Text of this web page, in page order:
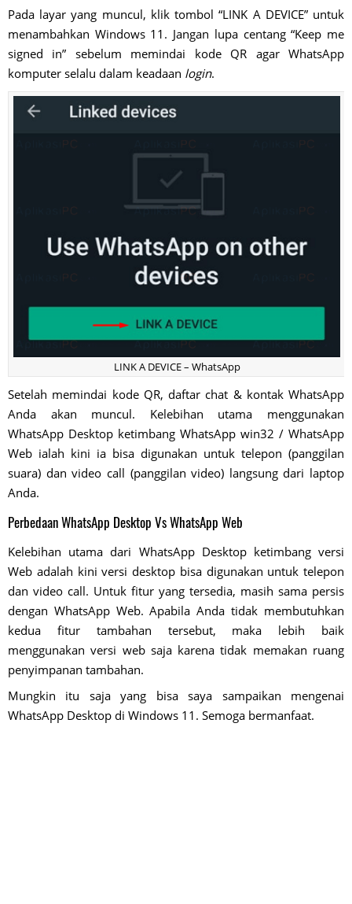
Pada layar yang muncul, klik tombol “LINK A DEVICE” untuk
menambahkan Windows 11. Jangan lupa centang “Keep me
signed in” sebelum memindai kode QR agar WhatsApp
komputer selalu dalam keadaan login.
LINK A DEVICE – WhatsApp
Setelah memindai kode QR, daftar chat & kontak WhatsApp
Anda akan muncul. Kelebihan utama menggunakan
WhatsApp Desktop ketimbang WhatsApp win32 / WhatsApp
Web ialah kini ia bisa digunakan untuk telepon (panggilan
suara) dan video call (panggilan video) langsung dari laptop
Anda.
Perbedaan WhatsApp Desktop Vs WhatsApp Web
Kelebihan utama dari WhatsApp Desktop ketimbang versi
Web adalah kini versi desktop bisa digunakan untuk telepon
dan video call. Untuk fitur yang tersedia, masih sama persis
dengan WhatsApp Web. Apabila Anda tidak membutuhkan
kedua fitur tambahan tersebut, maka lebih baik
menggunakan versi web saja karena tidak memakan ruang
penyimpanan tambahan.
Mungkin itu saja yang bisa saya sampaikan mengenai
WhatsApp Desktop di Windows 11. Semoga bermanfaat.